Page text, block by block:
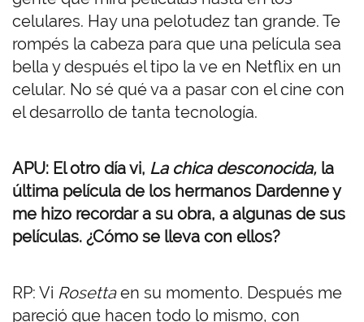
celulares. Hay una pelotudez tan grande. Te
rompés la cabeza para que una película sea
bella y después el tipo la ve en Netflix en un
celular. No sé qué va a pasar con el cine con
el desarrollo de tanta tecnología.
APU: El otro día vi, La chica desconocida, la
última película de los hermanos Dardenne y
me hizo recordar a su obra, a algunas de sus
películas. ¿Cómo se lleva con ellos?
RP: Vi Rosettaen su momento. Después me
pareció que hacen todo lo mismo, con